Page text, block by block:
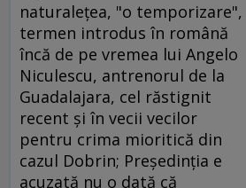
naturaleţea, "o temporizare",
termen introdus în română
încă de pe vremea lui Angelo
Niculescu, antrenorul de la
Guadalajara, cel răstignit
recent şi în vecii vecilor
pentru crima mioritică din
cazul Dobrin; Preşedinţia e
acuzată nu o dată că